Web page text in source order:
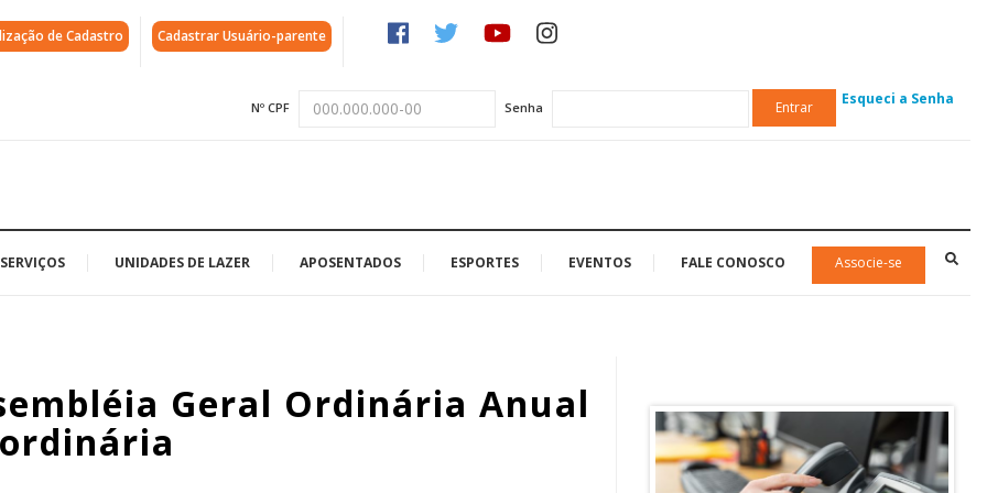
de Cadastro Cadastrar Usuário-parente
Nº CPF Senha Entrar Esqueci a Senha
SERVIÇOS UNIDADES DE LAZER APOSENTADOS ESPORTES EVENTOS FALE CONOSCO Associe-se
Geral Ordinária Anual